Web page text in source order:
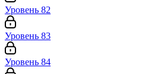
Уровень 82
Уровень 83
Уровень 84